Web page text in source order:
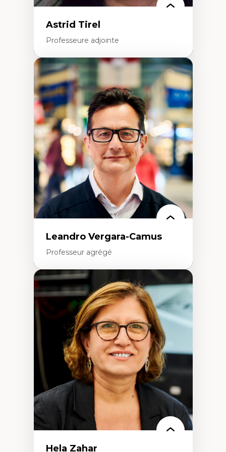
Astrid Tirel
Professeure adjointe
Expertises
Art
Anti-discrimination
Décolonisation de l’enseignement, de la
recherche, des institutions administratives
et syndicales
Pluralisme épistémologique et
francophonie
Culture
Politiques culturelles
Vivre ensemble
Anti-racisme
Anti-sexisme
Pratiques non oppressives
Leandro Vergara-Camus
Professeur agrégé
Expertises
Amérique latine
Théories du développement et
développement alternatif
Théories de l’État
Développement durable
Économie politique
Théories marxistes
Mouvements sociaux
Transition énergétique
Énergies renouvelables
Hela Zahar